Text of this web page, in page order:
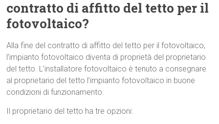
contratto di affitto del tetto per il
fotovoltaico?
Alla fine del contratto di affitto del tetto per il fotovoltaico,
l’impianto fotovoltaico diventa di proprietà del proprietario
del tetto. L’installatore fotovoltaico è tenuto a consegnare
al proprietario del tetto l’impianto fotovoltaico in buone
condizioni di funzionamento.
Il proprietario del tetto ha tre opzioni: